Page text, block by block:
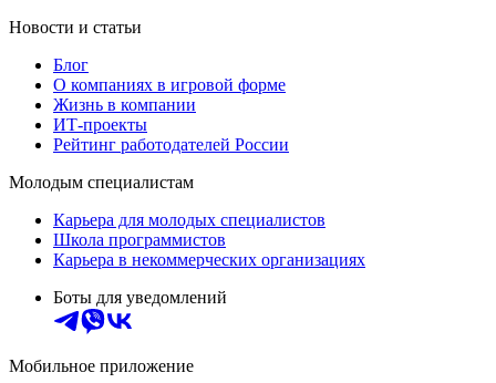
Новости и статьи
Блог
О компаниях в игровой форме
Жизнь в компании
ИТ-проекты
Рейтинг работодателей России
Молодым специалистам
Карьера для молодых специалистов
Школа программистов
Карьера в некоммерческих организациях
Боты для уведомлений
Мобильное приложение